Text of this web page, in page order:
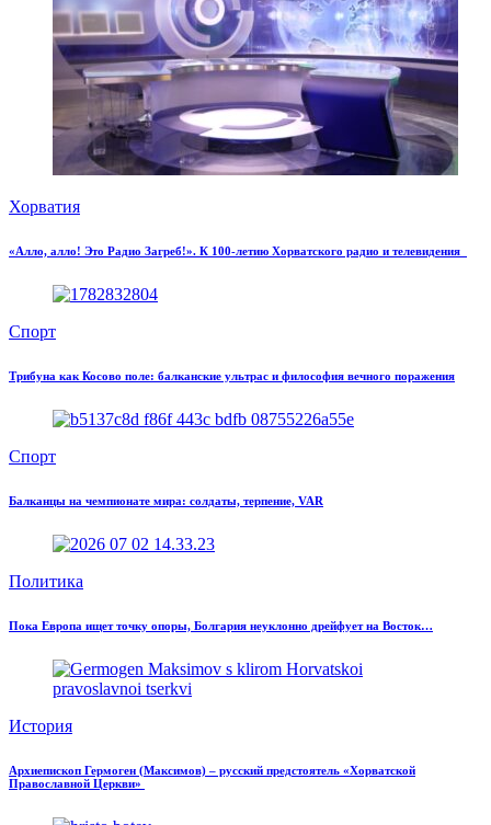
Хорватия
«Алло, алло! Это Радио Загреб!». К 100-летию Хорватского радио и телевидения
Спорт
Трибуна как Косово поле: балканские ультрас и философия вечного поражения
Спорт
Балканцы на чемпионате мира: солдаты, терпение, VAR
Политика
Пока Европа ищет точку опоры, Болгария неуклонно дрейфует на Восток…
История
Архиепископ Гермоген (Максимов) – русский предстоятель «Хорватской
Православной Церкви»